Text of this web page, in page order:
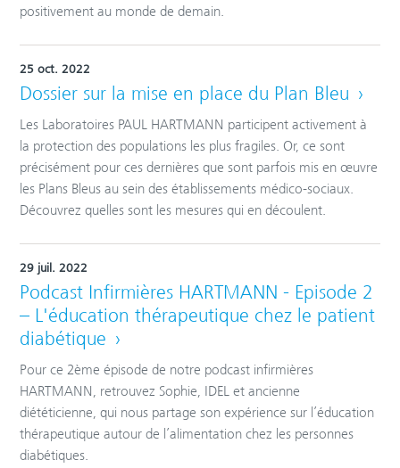
positivement au monde de demain.
25 oct. 2022
Dossier sur la mise en place du Plan Bleu
Les Laboratoires PAUL HARTMANN participent activement à
la protection des populations les plus fragiles. Or, ce sont
précisément pour ces dernières que sont parfois mis en œuvre
les Plans Bleus au sein des établissements médico-sociaux.
Découvrez quelles sont les mesures qui en découlent.
29 juil. 2022
Podcast Infirmières HARTMANN - Episode 2
– L'éducation thérapeutique chez le patient
diabétique
Pour ce 2ème épisode de notre podcast infirmières
HARTMANN, retrouvez Sophie, IDEL et ancienne
diététicienne, qui nous partage son expérience sur l’éducation
thérapeutique autour de l’alimentation chez les personnes
diabétiques.